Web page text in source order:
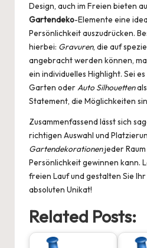
Design, auch im Freien bieten
Gartendeko-Elemente eine
Persönlichkeit auszudrücken.
hierbei: Gravuren, die auf
angebracht werden können,
ein individuelles Highlight. Sei
Garten oderAuto Silhouetten
Statement, die Möglichkeiten
Zusammenfassend lässt sich
richtigen Auswahl und
Gartendekorationenjeder
Persönlichkeit gewinnen kann.
freien Lauf und gestalten Sie Ihr
absoluten Unikat!
Related Posts: